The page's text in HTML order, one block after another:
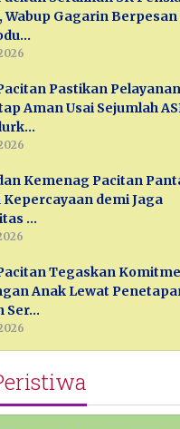
Wabup Gagarin Berpesan
Pastikan Pelayanan
Aman Usai Sejumlah
Kemenag Pacitan
demi Jaga
…
Tegaskan
Anak Lewat
Ser…